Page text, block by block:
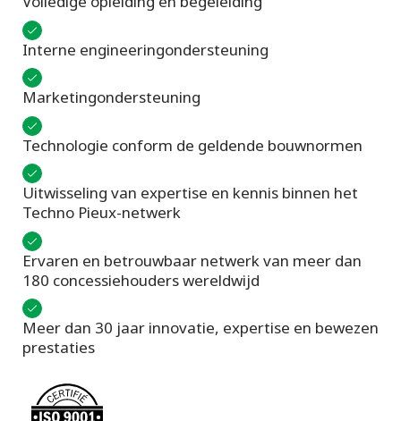
Interne engineeringondersteuning
Marketingondersteuning
Technologie conform de geldende bouwnormen
Uitwisseling van expertise en kennis binnen het
Techno Pieux-netwerk
Ervaren en betrouwbaar netwerk van meer dan
180 concessiehouders wereldwijd
Meer dan 30 jaar innovatie, expertise en bewezen
prestaties